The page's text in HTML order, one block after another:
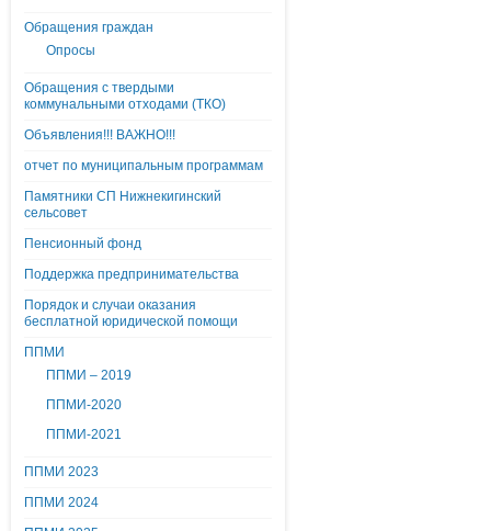
Обращения граждан
Опросы
Обращения с твердыми
коммунальными отходами (ТКО)
Объявления!!! ВАЖНО!!!
отчет по муниципальным программам
Памятники СП Нижнекигинский
сельсовет
Пенсионный фонд
Поддержка предпринимательства
Порядок и случаи оказания
бесплатной юридической помощи
ППМИ
ППМИ – 2019
ППМИ-2020
ППМИ-2021
ППМИ 2023
ППМИ 2024